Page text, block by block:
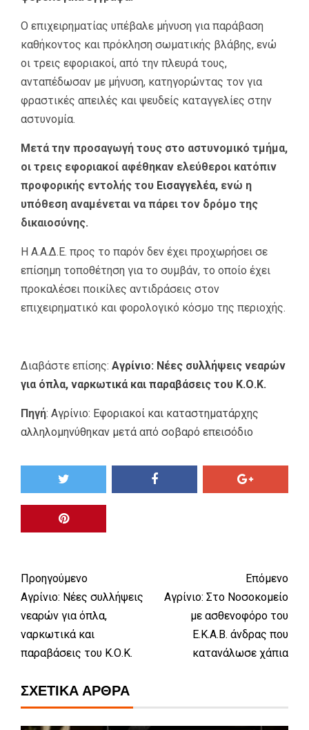
Ο επιχειρηματίας υπέβαλε μήνυση για παράβαση
καθήκοντος και πρόκληση σωματικής βλάβης, ενώ
οι τρεις εφοριακοί, από την πλευρά τους,
ανταπέδωσαν με μήνυση, κατηγορώντας τον για
φραστικές απειλές και ψευδείς καταγγελίες στην
αστυνομία.
Μετά την προσαγωγή τους στο αστυνομικό τμήμα,
οι τρεις εφοριακοί αφέθηκαν ελεύθεροι κατόπιν
προφορικής εντολής του Εισαγγελέα, ενώ η
υπόθεση αναμένεται να πάρει τον δρόμο της
δικαιοσύνης.
Η Α.Α.Δ.Ε. προς το παρόν δεν έχει προχωρήσει σε
επίσημη τοποθέτηση για το συμβάν, το οποίο έχει
προκαλέσει ποικίλες αντιδράσεις στον
επιχειρηματικό και φορολογικό κόσμο της περιοχής.
Διαβάστε επίσης: Αγρίνιο: Νέες συλλήψεις νεαρών
για όπλα, ναρκωτικά και παραβάσεις του Κ.Ο.Κ.
Πηγή: Αγρίνιο: Εφοριακοί και καταστηματάρχης
αλληλομηνύθηκαν μετά από σοβαρό επεισόδιο
Προηγούμενο
Αγρίνιο: Νέες συλλήψεις
νεαρών για όπλα,
ναρκωτικά και
παραβάσεις του Κ.Ο.Κ.
Επόμενο
Αγρίνιο: Στο Νοσοκομείο
με ασθενοφόρο του
Ε.Κ.Α.Β. άνδρας που
κατανάλωσε χάπια
ΣΧΕΤΙΚΆ ΆΡΘΡΑ